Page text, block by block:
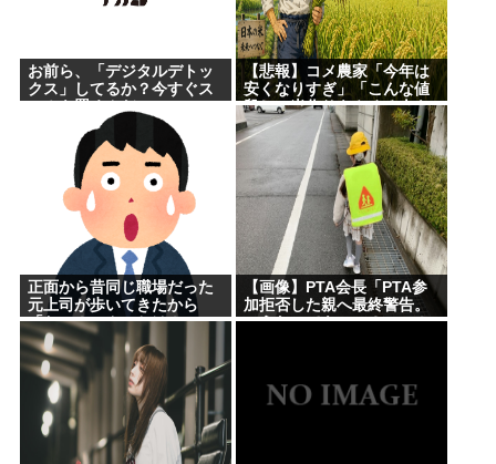
お前ら、「デジタルデトッ
クス」してるか？今すぐス
マホを置くんだ。
【悲報】コメ農家「今年は
安くなりすぎ」「こんな値
段じゃ米作りをやめる人も
多くなるんじゃないかな?」
正面から昔同じ職場だった
元上司が歩いてきたから
「お～！こんにちは！」っ
て声かけたんや
【画像】PTA会長「PTA参
加拒否した親へ最終警告。
こうなってもいい？」⇒！